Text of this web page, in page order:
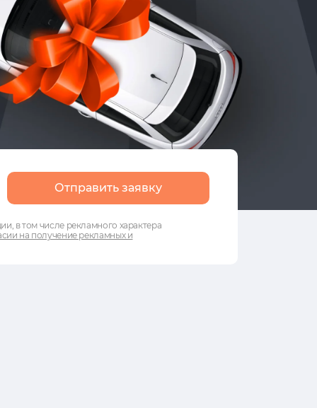
в том числе рекламного характера
на получение рекламных и
Отправить заявку